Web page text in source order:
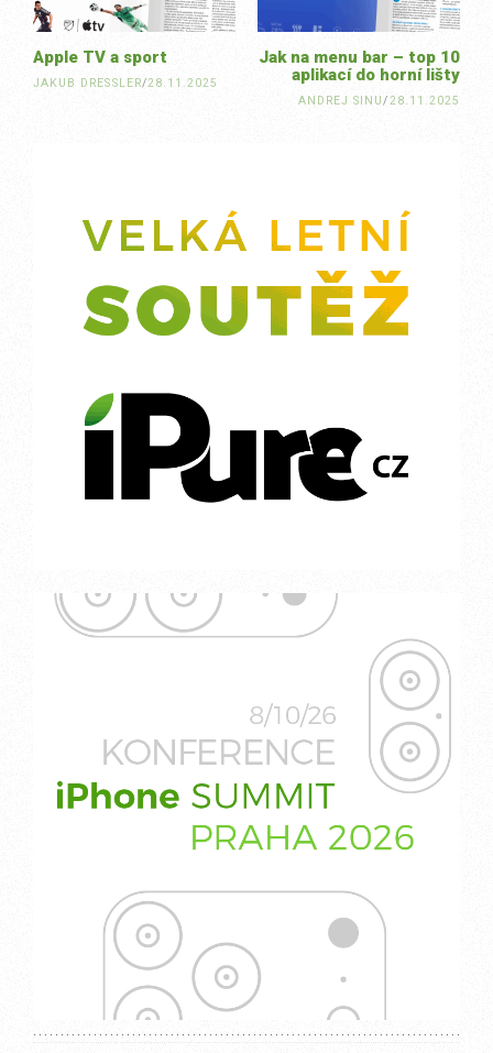
Jak na menu bar – top 10
aplikací do horní lišty
ANDREJ SINU/28.11.2025
Apple TV a sport
JAKUB DRESSLER/28.11.2025